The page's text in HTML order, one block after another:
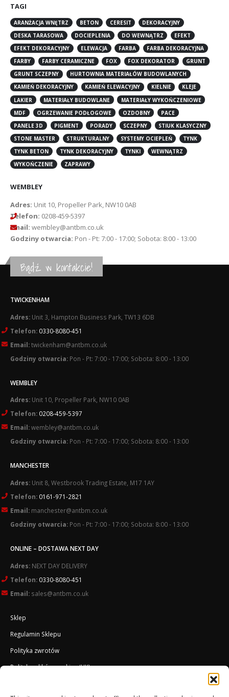
TAGI
ARANŻACJA WNĘTRZ BETON CERESIT
DEKORACYJNY
DESKA TARASOWA
DOCIEPLENIA DO WEWNĄTRZ
EFEKT
EFEKT DEKORACYJNY
ELEWACJA FARBA
FARBA DEKORACYJNA
FARBY
FARBY CERAMICZNE FOX FOX DEKORATOR
GRUNT
GRUNT SCZEPNY
HURTOWNIA MATERIAŁÓW BUDOWLANYCH
KAMIEŃ DEKORACYJNY
KAMIEŃ ELEWACYJNY KIELNIE
KLEJE
LAKIER
MATERIAŁY BUDOWLANE
MATERIAŁY WYKOŃCZENIOWE
MDF
OGRZEWANIE PODŁOGOWE OZDOBNY
PACE
PANELE 3D
PIGMENT PORADY SCZEPNY
STIUK KLASYCZNY
STONE MASTER
STRUKTURALNY SYSTEMY OCIEPLEŃ
TYNK
TYNK BETON
TYNK DEKORACYJNY TYNKI
WEWNĄTRZ
WYKOŃCZENIE
ZAPRAWY
WEMBLEY
Adres: Unit 10, Propeller Park, NW10 0AB
Telefon: 0208-459-5397
Email: wembley@antbm.co.uk
Godziny otwarcia: Pon - Pt: 7:00 - 17:00; Sobota: 8:00 - 13:00
Bądź w kontakcie!
TWICKENHAM
Adres: Unit 3, Hampton Business Park, TW13 6DB
Telefon: 0330-8080-451
Email:twickenham@antbm.co.uk
Godziny otwarcia: Pon - Pt: 7:00 - 17:00; Sobota: 8:00 - 13:00
WEMBLEY
Adres: Unit 10, Propeller Park, NW10 0AB
Telefon: 0208-459-5397
Email:wembley@antbm.co.uk
Godziny otwarcia: Pon - Pt: 7:00 - 17:00; Sobota: 8:00 - 13:00
MANCHESTER
Adres: Unit 8, Westbrook Trading Estate, M17 1AY
Telefon: 0161-971-2821
Email: manchester@antbm.co.uk
Godziny otwarcia: Pon - Pt: 7:00 - 17:00; Sobota: 8:00 - 13:00
ONLINE – DOSTAWA NEXT DAY
Adres: NEXT DAY DELIVERY
Telefon: 0330-8080-451
Email: sales@antbm.co.uk
Sklep
Regulamin Sklepu
Polityka zwrotów
Polityka plików cookies (UK)